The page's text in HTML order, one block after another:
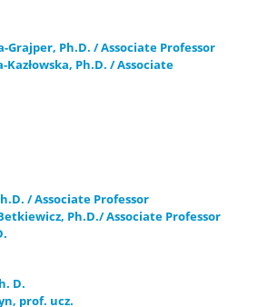
Grajper, Ph.D. / Associate Professor
Kazłowska, Ph.D. / Associate
/ Associate Professor
Ph.D./ Associate Professor
D.
prof. ucz.